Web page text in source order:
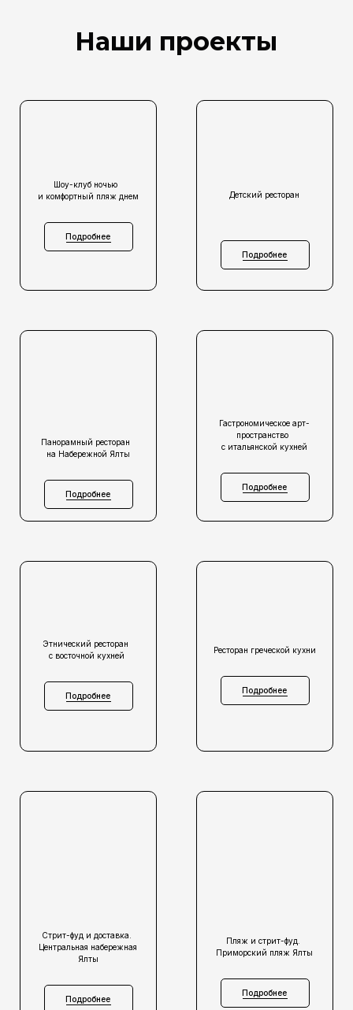
Наши проекты
Шоу-клуб ночью
и комфортный пляж днем
Подробнее
Детский ресторан
Подробнее
Панорамный ресторан
на Набережной Ялты
Подробнее
Гастрономическое арт-
пространство
с итальянской кухней
Подробнее
Этнический ресторан
с восточной кухней
Подробнее
Ресторан греческой кухни
Подробнее
Стрит-фуд и доставка.
Центральная набережная
Ялты
Подробнее
Пляж и стрит-фуд.
Приморский пляж Ялты
Подробнее